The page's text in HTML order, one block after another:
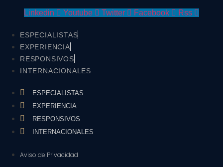
Linkedin Youtube Twitter Facebook Rss
ESPECIALISTAS
EXPERIENCIA
RESPONSIVOS
INTERNACIONALES
ESPECIALISTAS
EXPERIENCIA
RESPONSIVOS
INTERNACIONALES
Aviso de Privacidad